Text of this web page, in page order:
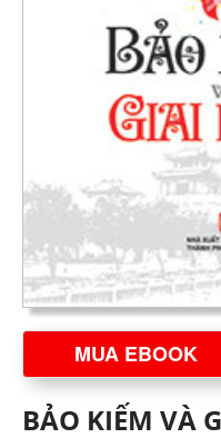
MUA EBOOK
BẢO KIẾM VÀ